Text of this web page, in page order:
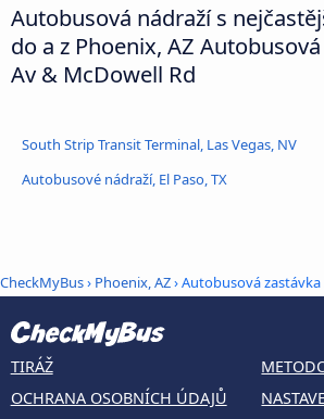
Autobusová nádraží s
do a z Phoenix, AZ
Av & McDowell Rd
South Strip Transit Terminal, Las Vegas, NV
Autobusové nádraží, El Paso, TX
CheckMyBus› Phoenix, AZ› Autobusová
TIRÁŽ
OCHRANA OSOBNÍCH ÚDAJŮ